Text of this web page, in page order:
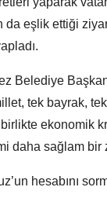
da eşlik ettiği
Belediye
tek bayrak,
ekonomik
daha sağlam bir
hesabını